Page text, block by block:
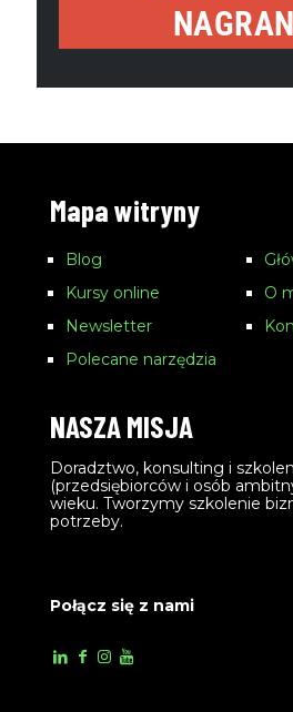
Mapa witryny
Blog
Kursy online
Newsletter
Polecane narzędzia
O
NASZA MISJA
Doradztwo, konsulting i
(przedsiębiorców i osób
wieku. Tworzymy szkolenie
potrzeby.
Połącz się z nami